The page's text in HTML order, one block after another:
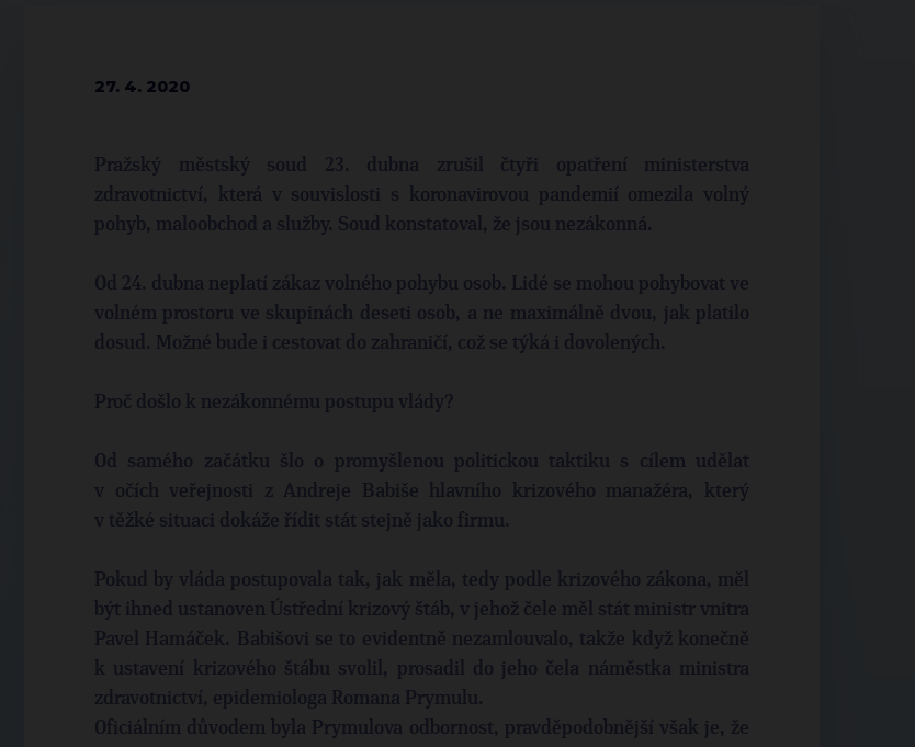
27. 4. 2020
Pražský městský soud 23. dubna zrušil čtyři opatření ministerstva
zdravotnictví, která v souvislosti s koronavirovou pandemií omezila volný
pohyb, maloobchod a služby. Soud konstatoval, že jsou nezákonná.
Od 24. dubna neplatí zákaz volného pohybu osob. Lidé se mohou pohybovat ve
volném prostoru ve skupinách deseti osob, a ne maximálně dvou, jak platilo
dosud. Možné bude i cestovat do zahraničí, což se týká i dovolených.
Proč došlo k nezákonnému postupu vlády?
Od samého začátku šlo o promyšlenou politickou taktiku s cílem udělat
v očích veřejnosti z Andreje Babiše hlavního krizového manažéra, který
v těžké situaci dokáže řídit stát stejně jako firmu.
Pokud by vláda postupovala tak, jak měla, tedy podle krizového zákona, měl
být ihned ustanoven Ústřední krizový štáb, v jehož čele měl stát ministr vnitra
Pavel Hamáček. Babišovi se to evidentně nezamlouvalo, takže když konečně
k ustavení krizového štábu svolil, prosadil do jeho čela náměstka ministra
zdravotnictví, epidemiologa Romana Prymulu.
Oficiálním důvodem byla Prymulova odbornost, pravděpodobnější však je, že